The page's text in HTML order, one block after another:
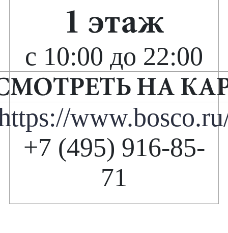
1 этаж
с 10:00 до 22:00
НА
+7 (495) 916-85-
71